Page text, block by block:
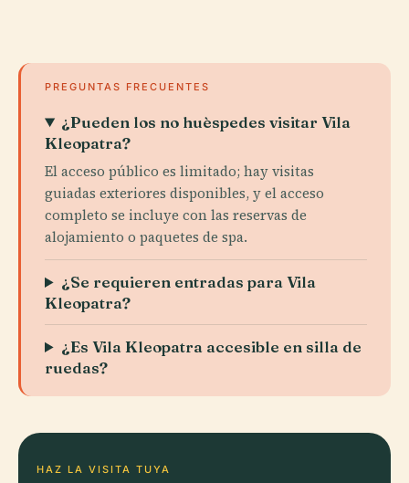
PREGUNTAS FRECUENTES
¿Pueden los no huèspedes visitar Vila
Kleopatra?
El acceso público es limitado; hay visitas
guiadas exteriores disponibles, y el acceso
completo se incluye con las reservas de
alojamiento o paquetes de spa.
¿Se requieren entradas para Vila
Kleopatra?
¿Es Vila Kleopatra accesible en silla de
ruedas?
HAZ LA VISITA TUYA